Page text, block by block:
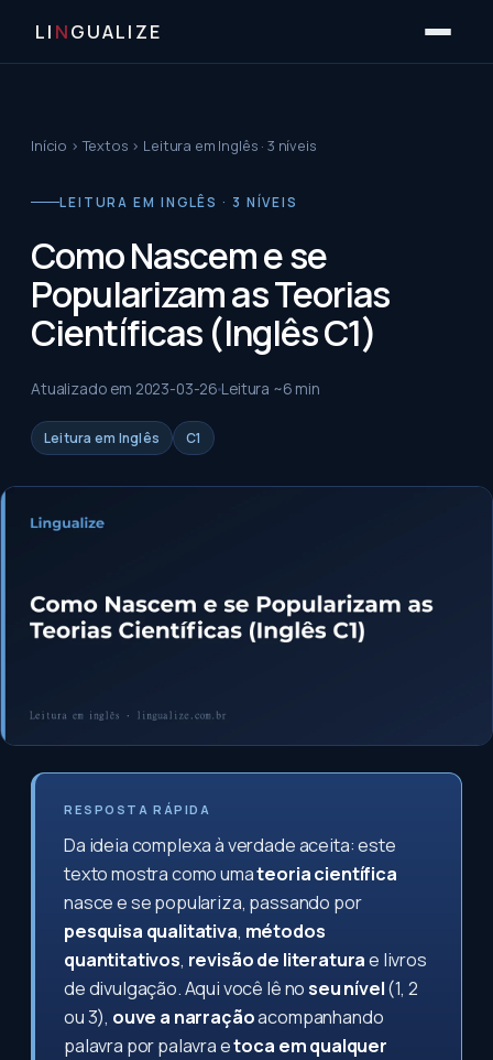
LI NGUALIZE
Início ›Textos › Leitura em Inglês · 3 níveis
LEITURA EM INGLÊS · 3 NÍVEIS
Como Nascem e se
Popularizam as Teorias
Científicas (Inglês C1)
Atualizado em 2023-03-26 Leitura ~6 min
Leitura em Inglês C1
RESPOSTA RÁPIDA
Da ideia complexa à verdade aceita: este
texto mostra como umateoria científica
nasce e se populariza, passando por
pesquisa qualitativa, métodos
quantitativos, revisão de literaturae livros
de divulgação. Aqui você lê noseu nível(1, 2
ou 3), ouve a narraçãoacompanhando
palavra por palavra etoca em qualquer